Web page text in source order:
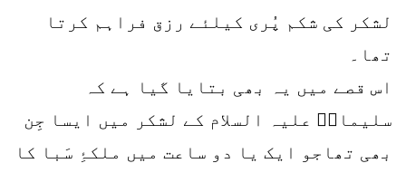
لشکر کی شکم پُری کیلئے رزق فراہم کرتا
تھا۔
اس قصے میں یہ بھی بتایا گیا ہے کہ
سلیمانؑ علیہ السلام کے لشکر میں ایسا جِن
بھی تھاجو ایک یا دو ساعت میں ملکۂِ سَبا کا